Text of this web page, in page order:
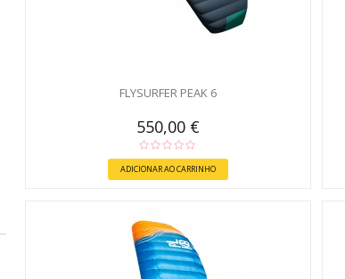
FLYSURFER PEAK 6
550,00 €
ADICIONAR AO CARRINHO